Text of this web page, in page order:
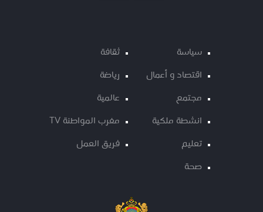
سياسة
اقتصاد و أعمال
مجتمع
انشطة ملكية
تعليم
صحة
ثقافة
رياضة
عالمية
مغرب المواطنة TV
فريق العمل